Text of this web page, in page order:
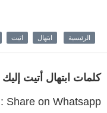
الرئيسية ابتهال اتيت
كلمات ابتهال أتيت
Share on Whatsapp :